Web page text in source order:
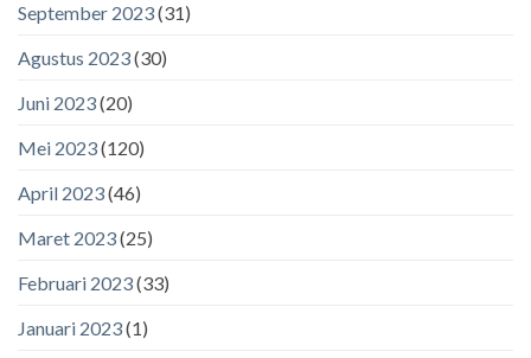
September 2023(31)
Agustus 2023(30)
Juni 2023(20)
Mei 2023(120)
April 2023(46)
Maret 2023(25)
Februari 2023(33)
Januari 2023(1)